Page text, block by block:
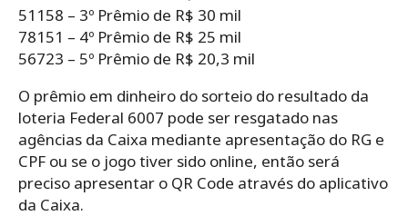
51158 – 3º Prêmio de R$ 30 mil
78151 – 4º Prêmio de R$ 25 mil
56723 – 5º Prêmio de R$ 20,3 mil
O prêmio em dinheiro do sorteio do resultado da
loteria Federal 6007 pode ser resgatado nas
agências da Caixa mediante apresentação do RG e
CPF ou se o jogo tiver sido online, então será
preciso apresentar o QR Code através do aplicativo
da Caixa.